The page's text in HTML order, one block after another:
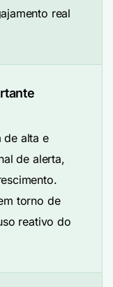
real
de alta e
de alerta,
torno de
reativo do